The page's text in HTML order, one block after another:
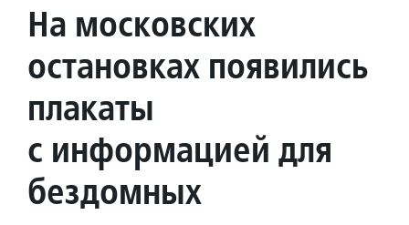
На московских
остановках появились
плакаты
с информацией для
бездомных